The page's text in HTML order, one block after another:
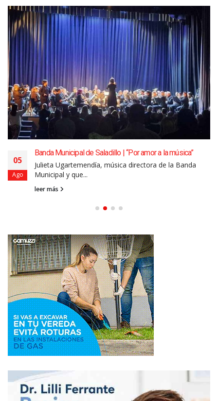
05
Ago
Banda Municipal de Saladillo | “Por amor a la música”
Julieta Ugartemendía, música directora de la Banda
Municipal y que...
leer más